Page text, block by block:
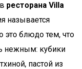
ресторана Villa
называется
это блюдо тем, что
нежным: кубики
пастой из